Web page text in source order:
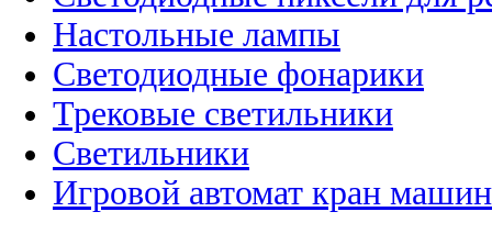
Настольные лампы
Светодиодные фонарики
Трековые светильники
Светильники
Игровой автомат кран